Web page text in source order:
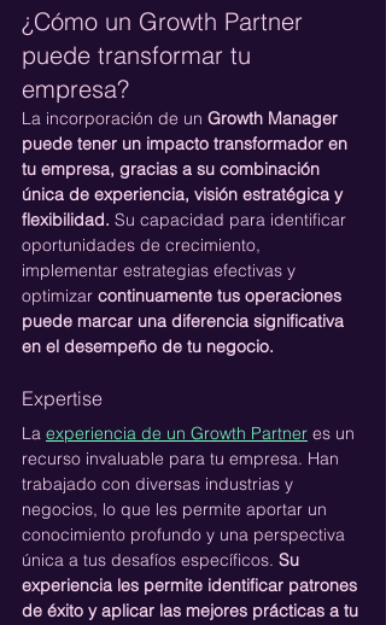
¿Cómo un Growth Partner
puede transformar tu
empresa?
La incorporación de un Growth Manager
puede tener un impacto transformador en
tu empresa, gracias a su combinación
única de experiencia, visión estratégica y
flexibilidad. Su capacidad para identificar
oportunidades de crecimiento,
implementar estrategias efectivas y
optimizar continuamente tus operaciones
puede marcar una diferencia significativa
en el desempeño de tu negocio.
Expertise
La experiencia de un Growth Partner es un
recurso invaluable para tu empresa. Han
trabajado con diversas industrias y
negocios, lo que les permite aportar un
conocimiento profundo y una perspectiva
única a tus desafíos específicos. Su
experiencia les permite identificar patrones
de éxito y aplicar las mejores prácticas a tu